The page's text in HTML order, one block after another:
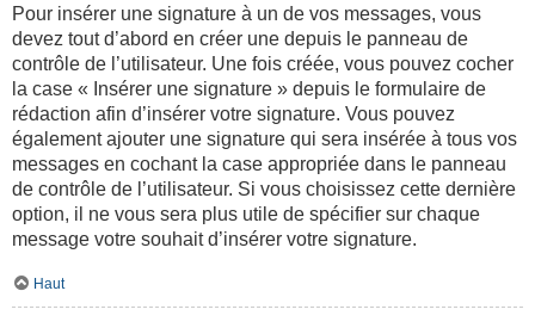
Pour insérer une signature à un de vos messages, vous
devez tout d’abord en créer une depuis le panneau de
contrôle de l’utilisateur. Une fois créée, vous pouvez cocher
la case « Insérer une signature » depuis le formulaire de
rédaction afin d’insérer votre signature. Vous pouvez
également ajouter une signature qui sera insérée à tous vos
messages en cochant la case appropriée dans le panneau
de contrôle de l’utilisateur. Si vous choisissez cette dernière
option, il ne vous sera plus utile de spécifier sur chaque
message votre souhait d’insérer votre signature.
Haut